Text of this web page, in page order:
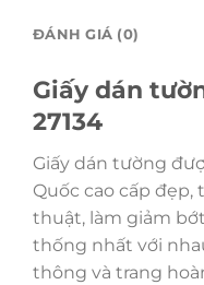
ĐÁNH GIÁ (0)
Giấy dán
27134
Giấy dán tường
Quốc cao cấp
thuật, làm giảm
thống nhất với
thông và trang